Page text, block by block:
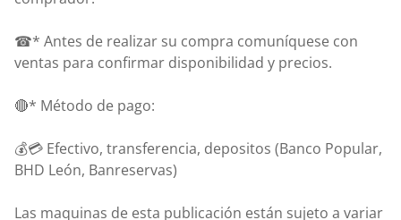
☎* Antes de realizar su compra comuníquese con
ventas para confirmar disponibilidad y precios.
🔴* Método de pago:
💰💳 Efectivo, transferencia, depositos (Banco Popular,
BHD León, Banreservas)
Las maquinas de esta publicación están sujeto a variar